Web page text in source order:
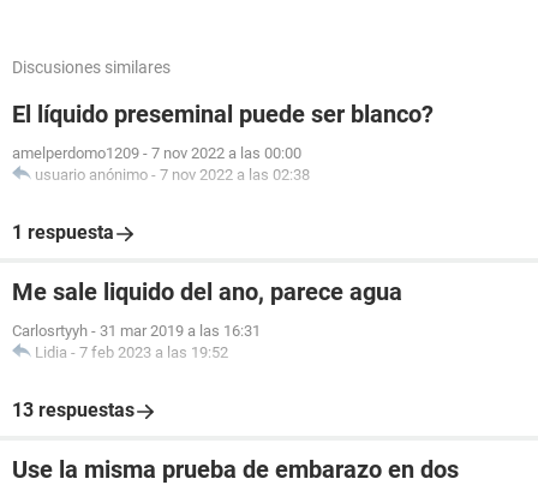
Discusiones similares
El líquido preseminal puede ser blanco?
amelperdomo1209 - 7 nov 2022 a las 00:00
usuario anónimo - 7 nov 2022 a las 02:38
1 respuesta
Me sale liquido del ano, parece agua
Carlosrtyyh - 31 mar 2019 a las 16:31
Lidia - 7 feb 2023 a las 19:52
13 respuestas
Use la misma prueba de embarazo en dos